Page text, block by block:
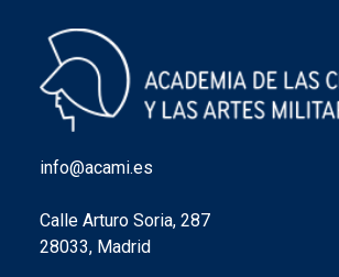
info@acami.es
Calle Arturo Soria, 287
28033, Madrid